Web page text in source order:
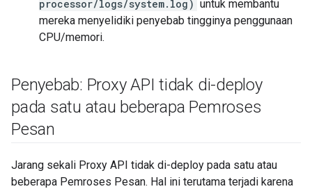
processor/logs/system.log) untuk membantu
mereka menyelidiki penyebab tingginya penggunaan
CPU/memori.
Penyebab: Proxy API tidak di-deploy
pada satu atau beberapa Pemroses
Pesan
Jarang sekali Proxy API tidak di-deploy pada satu atau
beberapa Pemroses Pesan. Hal ini terutama terjadi karena